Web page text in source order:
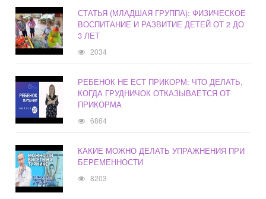
СТАТЬЯ (МЛАДШАЯ ГРУППА): ФИЗИЧЕСКОЕ
ВОСПИТАНИЕ И РАЗВИТИЕ ДЕТЕЙ ОТ 2 ДО
3 ЛЕТ
2034
РЕБЕНОК НЕ ЕСТ ПРИКОРМ: ЧТО ДЕЛАТЬ,
КОГДА ГРУДНИЧОК ОТКАЗЫВАЕТСЯ ОТ
ПРИКОРМА
6864
КАКИЕ МОЖНО ДЕЛАТЬ УПРАЖНЕНИЯ ПРИ
БЕРЕМЕННОСТИ
8203